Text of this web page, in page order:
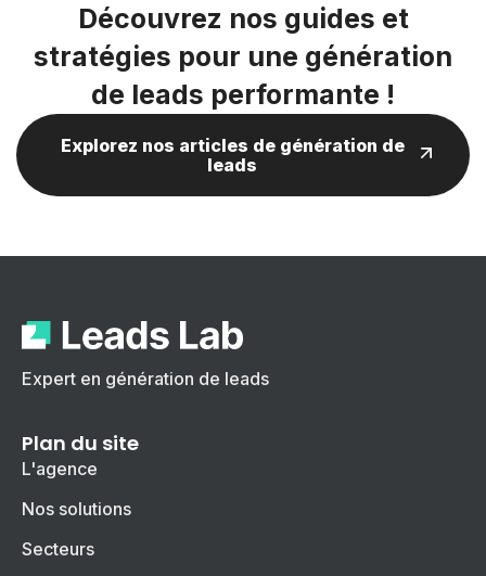
Découvrez nos guides et
stratégies pour une génération
de leads performante !
Explorez nos articles de génération de
leads
Expert en génération de leads
Plan du site
L'agence
Nos solutions
Secteurs